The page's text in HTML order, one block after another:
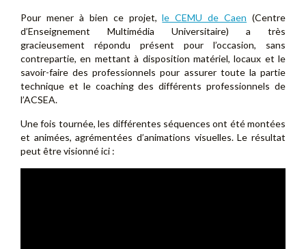
Pour mener à bien ce projet,le CEMU de Caen (Centre
d’Enseignement Multimédia Universitaire) a très
gracieusement répondu présent pour l’occasion, sans
contrepartie, en mettant à disposition matériel, locaux et le
savoir-faire des professionnels pour assurer toute la partie
technique et le coaching des différents professionnels de
l’ACSEA.
Une fois tournée, les différentes séquences ont été montées
et animées, agrémentées d’animations visuelles. Le résultat
peut être visionné ici :